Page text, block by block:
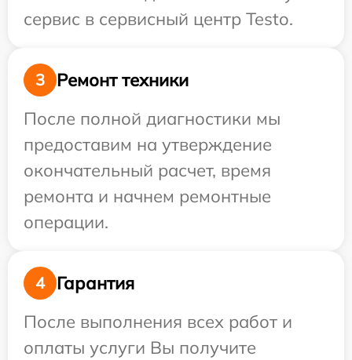
сервис в сервисный центр Testo.
3
Ремонт техники
После полной диагностики мы
предоставим на утверждение
окончательный расчет, время
ремонта и начнем ремонтные
операции.
4
Гарантия
После выполнения всех работ и
оплаты услуги Вы получите